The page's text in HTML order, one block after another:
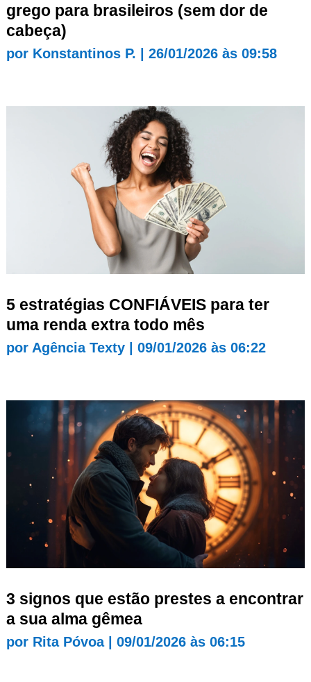
grego para brasileiros (sem dor de
cabeça)
por Konstantinos P. 26/01/2026 às 09:58
5 estratégias CONFIÁVEIS para ter
uma renda extra todo mês
por Agência Texty| 09/01/2026 às 06:22
3 signos que estão prestes a encontrar
a sua alma gêmea
por Rita Póvoa| 09/01/2026 às 06:15